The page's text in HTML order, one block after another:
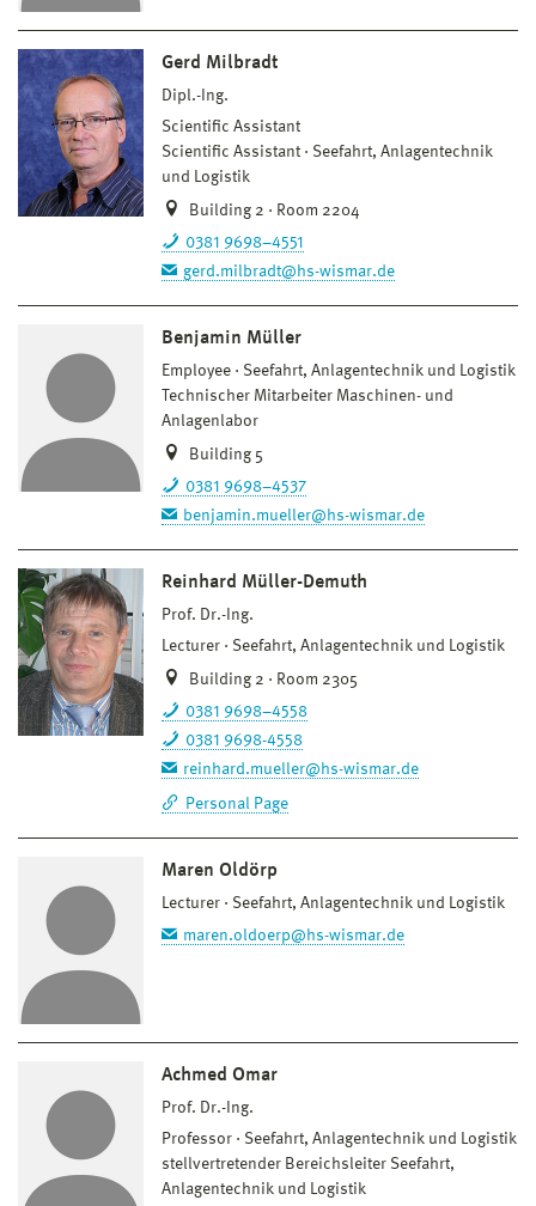
Gerd Milbradt
Dipl.-Ing.
Scientific Assistant
Scientific Assistant
Seefahrt, Anlagentechnik
und Logistik
Building 2 · Room 2204
0381 9698–4551
gerd.milbradt@hs-wismar.de
Benjamin Müller
Employee
Seefahrt, Anlagentechnik und Logistik
Technischer Mitarbeiter Maschinen- und
Anlagenlabor
Building 5
0381 9698–4537
benjamin.mueller@hs-wismar.de
Reinhard Müller-Demuth
Prof. Dr.-Ing.
Lecturer
Seefahrt, Anlagentechnik und Logistik
Building 2 · Room 2305
0381 9698–4558
0381 9698-4558
reinhard.mueller@hs-wismar.de
Personal Page
Maren Oldörp
Lecturer
Seefahrt, Anlagentechnik und Logistik
maren.oldoerp@hs-wismar.de
Achmed Omar
Prof. Dr.-Ing.
Professor
Seefahrt, Anlagentechnik und Logistik
stellvertretender Bereichsleiter Seefahrt,
Anlagentechnik und Logistik